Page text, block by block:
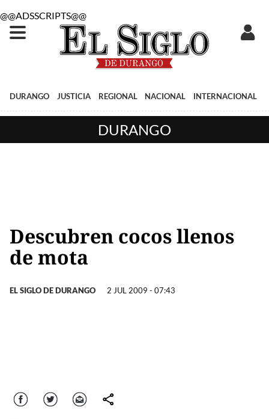
@@ADSSCRIPTS@@
DURANGO JUSTICIA REGIONAL NACIONAL INTERNACIONAL
DURANGO
Descubren cocos llenos
de mota
EL SIGLO DE DURANGO 2 JUL 2009 - 07:43
Facebook Twitter Correo comparte